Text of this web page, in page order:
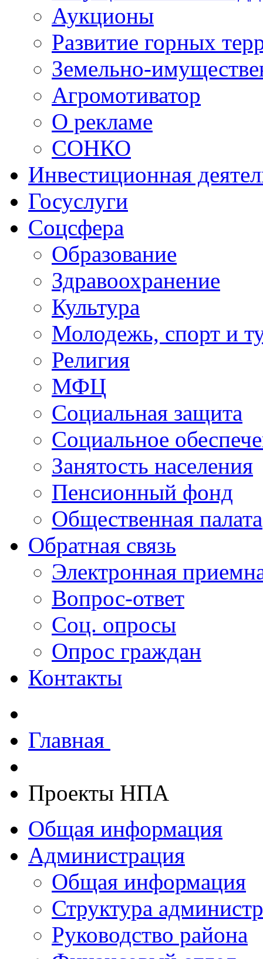
Аукционы
Развитие горных
Земельно-
Агромотиватор
О рекламе
СОНКО
Инвестиционная
Госуслуги
Соцсфера
Образование
Здравоохранение
Культура
Молодежь, спорт и
Религия
МФЦ
Социальная защита
Социальное
Занятость населения
Пенсионный фонд
Общественная палата
Обратная связь
Электронная
Вопрос-ответ
Соц. опросы
Опрос граждан
Контакты
Главная
Проекты НПА
Общая информация
Администрация
Общая информация
Структура
Руководство района